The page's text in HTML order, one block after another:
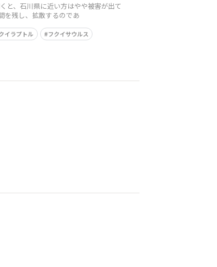
と、石川県に近い方はやや被害が出て
を残し、拡散するのであ
イラプトル
フクイサウルス